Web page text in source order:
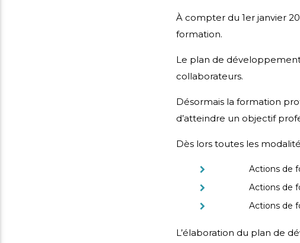
À compter du 1er janvier
formation.
Le plan de
collaborateurs.
Désormais la formation
d’atteindre un objectif
Dès lors toutes les
Actions de
Actions de
Actions de
L’élaboration du plan de